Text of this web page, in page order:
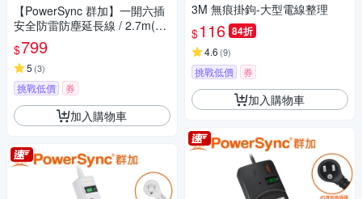
【PowerSync 群加】一開六插
安全防雷防塵延長線 / 2.7m(TS
6W9027)
$799
5 (3)
挑戰低價 券
加入購物車
3M 無痕掛鉤-大型電線整理
$116 84折
4.6 (9)
挑戰低價 券
加入購物車